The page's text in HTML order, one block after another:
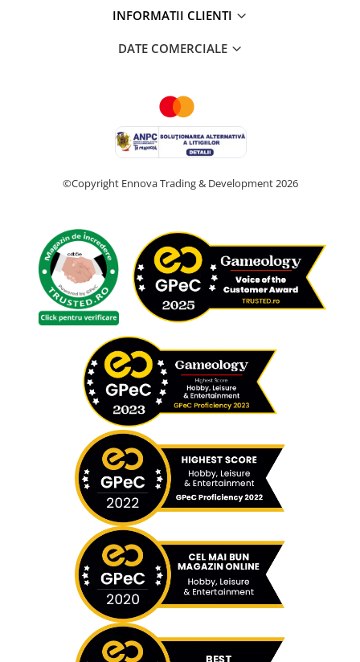
INFORMATII CLIENTI
DATE COMERCIALE
©Copyright Ennova Trading & Development 2026